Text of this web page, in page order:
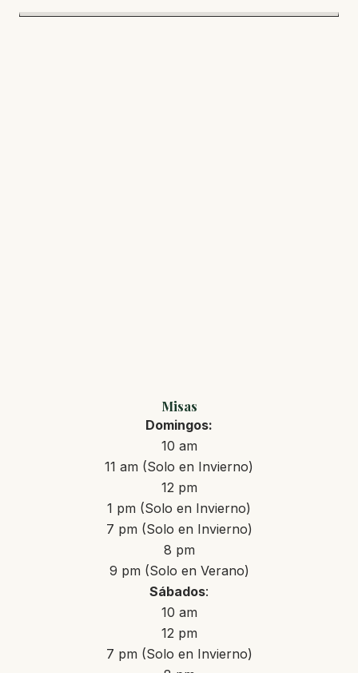
Misas
Domingos:
10 am
11 am (Solo en Invierno)
12 pm
1 pm (Solo en Invierno)
7 pm (Solo en Invierno)
8 pm
9 pm (Solo en Verano)
Sábados:
10 am
12 pm
7 pm (Solo en Invierno)